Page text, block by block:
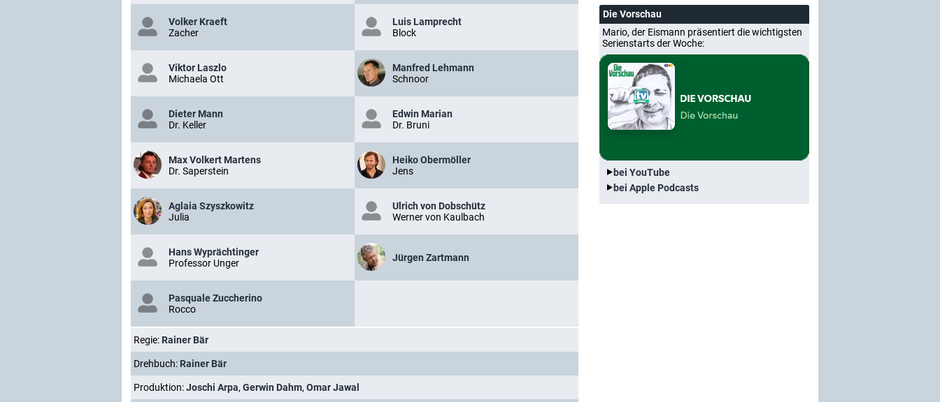
Volker Kraeft
Zacher
Luis Lamprecht
Block
Viktor Laszlo
Michaela Ott
Manfred Lehmann
Schnoor
Dieter Mann
Dr. Keller
Edwin Marian
Dr. Bruni
Max Volkert Martens
Dr. Saperstein
Heiko Obermöller
Jens
Aglaia Szyszkowitz
Julia
Ulrich von Dobschütz
Werner von Kaulbach
Hans Wyprächtinger
Professor Unger
Jürgen Zartmann
Pasquale Zuccherino
Rocco
Regie: Rainer Bär
Drehbuch: Rainer Bär
Produktion:Joschi Arpa, Gerwin Dahm, Omar Jawal
Die Vorschau
Mario, der Eismann präsentiert die wichtigsten
Serienstarts der Woche:
bei YouTube
bei Apple Podcasts